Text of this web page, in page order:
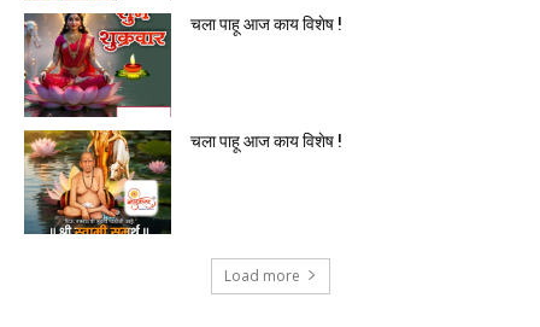
चला पाहू आज काय विशेष !
चला पाहू आज काय विशेष !
Load more